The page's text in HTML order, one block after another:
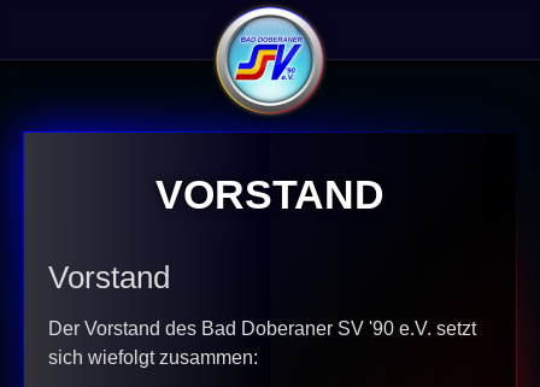
Vorstand
Vorstand
Der Vorstand des Bad Doberaner SV '90 e.V. setzt
sich wiefolgt zusammen: